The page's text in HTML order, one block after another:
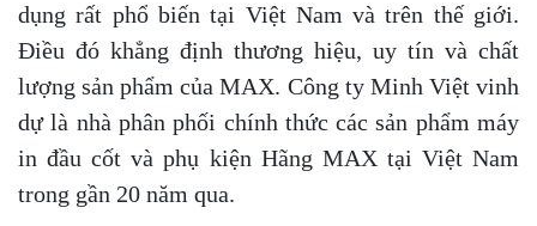
dụng rất phổ biến tại Việt Nam và trên thế giới.
Điều đó khẳng định thương hiệu, uy tín và chất
lượng sản phẩm của MAX. Công ty Minh Việt vinh
dự là nhà phân phối chính thức các sản phẩm máy
in đầu cốt và phụ kiện Hãng MAX tại Việt Nam
trong gần 20 năm qua.